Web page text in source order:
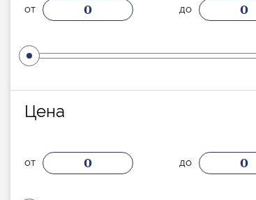
от 0 до 0
Цена
от 0 до 0